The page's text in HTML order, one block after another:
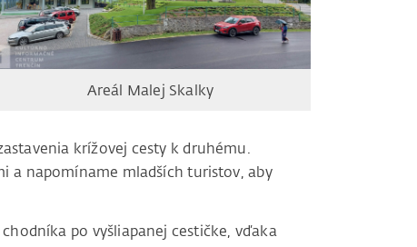
Areál Malej Skalky
krížovej cesty k druhému.
a napomíname mladších turistov, aby
po vyšliapanej cestičke, vďaka